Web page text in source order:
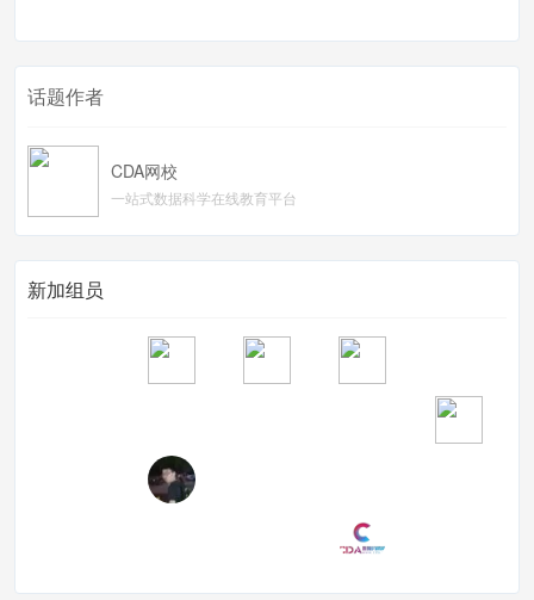
话题作者
CDA网校
一站式数据科学在线教育平台
新加组员